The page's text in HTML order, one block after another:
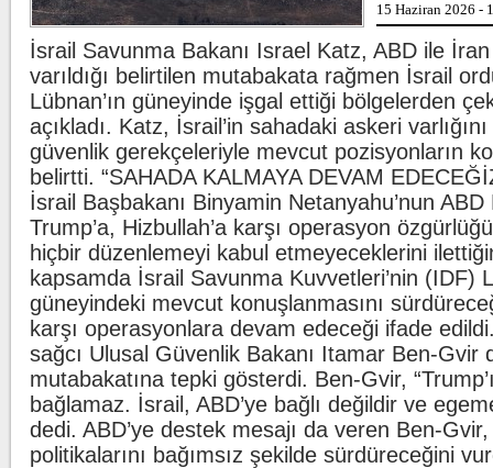
15 Haziran 2026 -
İsrail Savunma Bakanı Israel Katz, ABD ile İran
varıldığı belirtilen mutabakata rağmen İsrail
Lübnan’ın güneyinde işgal ettiği bölgelerden
açıkladı. Katz, İsrail’in sahadaki askeri
güvenlik gerekçeleriyle mevcut pozisyonların
belirtti. “SAHADA KALMAYA DEVAM
İsrail Başbakanı Binyamin Netanyahu’nun ABD
Trump’a, Hizbullah’a karşı operasyon
hiçbir düzenlemeyi kabul etmeyeceklerini
kapsamda İsrail Savunma Kuvvetleri’nin (IDF)
güneyindeki mevcut konuşlanmasını
karşı operasyonlara devam edeceği ifade edildi.
sağcı Ulusal Güvenlik Bakanı Itamar Ben-Gvir
mutabakatına tepki gösterdi. Ben-Gvir,
bağlamaz. İsrail, ABD’ye bağlı değildir ve
dedi. ABD’ye destek mesajı da veren Ben-
politikalarını bağımsız şekilde sürdüreceğini